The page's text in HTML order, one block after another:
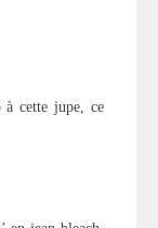
à cette jupe, ce